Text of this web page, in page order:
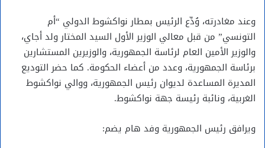
وعند مغادرته، وُدِّع الرئيس بمطار نواكشوط الدولي “أم
التونسي” من قبل معالي الوزير الأول السيد المختار ولد أجاي،
والوزير الأمين العام لرئاسة الجمهورية، والوزيرين المستشارين
برئاسة الجمهورية، وعدد من أعضاء الحكومة. كما حضر التوديع
المديرة المساعدة لديوان رئيس الجمهورية، ووالي نواكشوط
الغربية، ونائبة رئيسة جهة نواكشوط.
ويرافق رئيس الجمهورية وفد هام يضم: